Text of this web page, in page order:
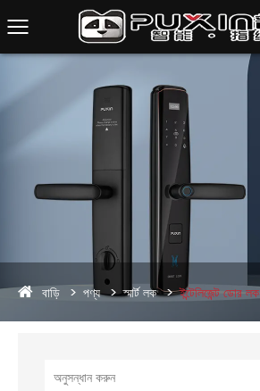
বাড়ি পণ্য স্মার্ট লক ইন্টেলিজেন্ট ডোর লক